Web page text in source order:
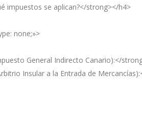
impuestos se aplican?</strong></h4>
none;»>
General Indirecto Canario):</
Insular a la Entrada de